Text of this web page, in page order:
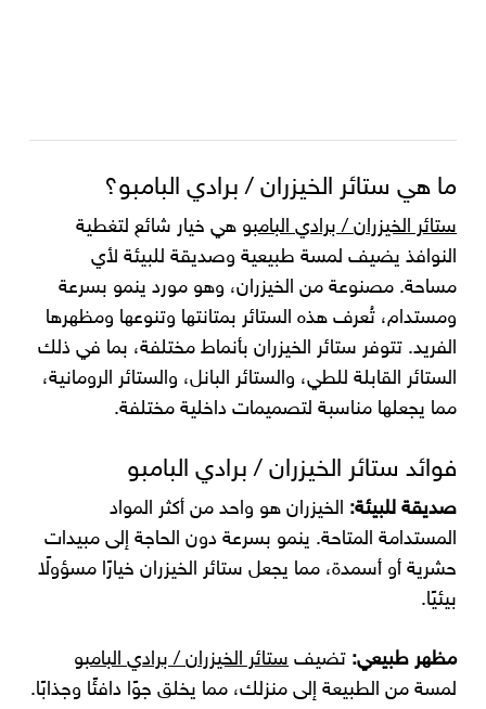
ما هي ستائر الخيزران / برادي البامبو؟
ستائر الخيزران / برادي البامبو هي خيار شائع لتغطية
النوافذ يضيف لمسة طبيعية وصديقة للبيئة لأي
مساحة. مصنوعة من الخيزران، وهو مورد ينمو بسرعة
ومستدام، تُعرف هذه الستائر بمتانتها وتنوعها ومظهرها
الفريد. تتوفر ستائر الخيزران بأنماط مختلفة، بما في ذلك
الستائر القابلة للطي، والستائر البانل، والستائر الرومانية،
مما يجعلها مناسبة لتصميمات داخلية مختلفة.
فوائد ستائر الخيزران / برادي البامبو
صديقة للبيئة: الخيزران هو واحد من أكثر المواد
المستدامة المتاحة. ينمو بسرعة دون الحاجة إلى مبيدات
حشرية أو أسمدة، مما يجعل ستائر الخيزران خيارًا مسؤولًا
بيئيًا.
مظهر طبيعي: تضيفستائر الخيزران / برادي البامبو
لمسة من الطبيعة إلى منزلك، مما يخلق جوًا دافئًا وجذابًا.